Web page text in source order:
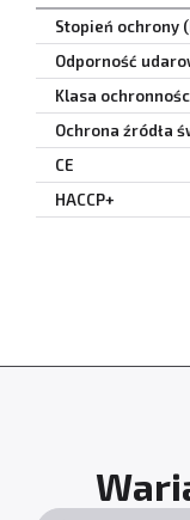
Stopień ochrony
Odporność
Klasa
Ochrona źródła
CE
HACCP+